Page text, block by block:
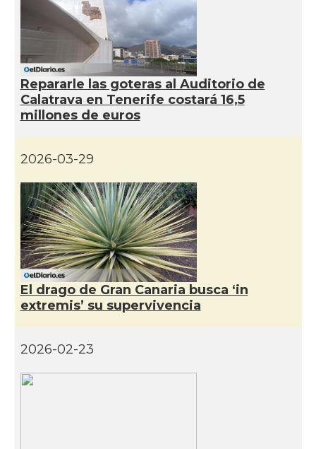
Repararle las goteras al Auditorio de
Calatrava en Tenerife costará 16,5
millones de euros
2026-03-29
El drago de Gran Canaria busca ‘in
extremis’ su supervivencia
2026-02-23